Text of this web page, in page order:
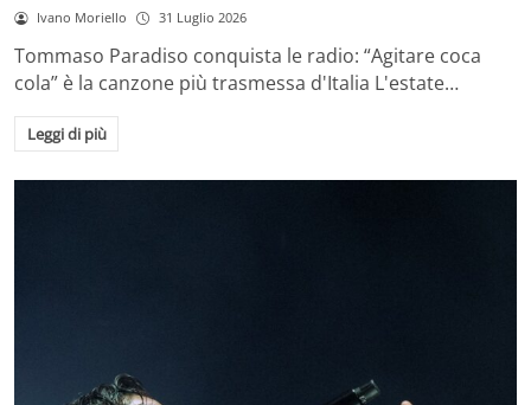
Ivano Moriello 31 Luglio 2026
Tommaso Paradiso conquista le radio: “Agitare coca
cola” è la canzone più trasmessa d'Italia L'estate…
Leggi di più